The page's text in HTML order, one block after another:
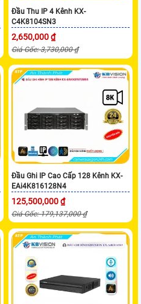
Đầu Thu IP 4 Kênh KX-
C4K8104SN3
2,650,000 ₫
Giá Gốc: 3,730,000 ₫
Đầu Ghi IP Cao Cấp 128 Kênh KX-
EAi4K816128N4
125,500,000 ₫
Giá Gốc: 179,137,000 ₫